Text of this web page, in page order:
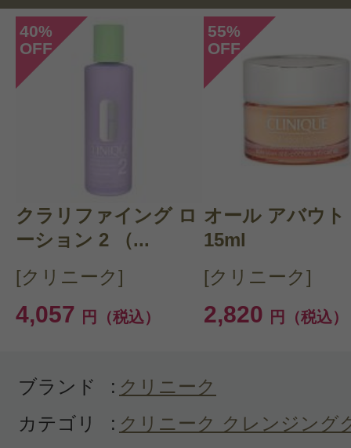
ずっと使っています。シャワーを浴
ーブを絞って５センチ程 手に取り
につけた後、そのままくるくると
ませるとクリーム状に泡立って気
す。泡切れは良いです。メイクもよ
だと思います。（チューブの口径は
投稿日：2021年01月
購入品：リンスオフ クレンジングフ
40%
OFF
クラリファイング ロ
ーション 2 （...
[クリニーク]
4,057 円（税込）
55%
OFF
オール アバウト
15ml
[クリニーク]
2,820 円（税込）
ブランド : クリニーク
カテゴリ
: クリニーク クレンジング